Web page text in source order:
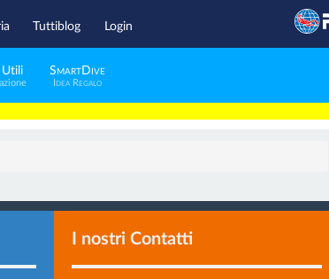
Tuttiblog Login
SmartDive
Idea Regalo
I nostri Contatti